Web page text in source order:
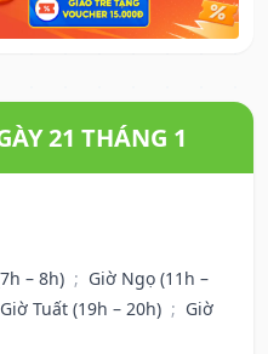
21 THÁNG 1
– 8h) ; Giờ Ngọ (11h –
Giờ Tuất (19h – 20h) ; Giờ